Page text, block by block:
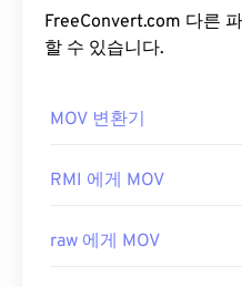
Mac용 QuickTime 에서
대폰의 음성 녹음 앱에서
열 수 있습니다.
Player Classic,
"3GP" 확장자로 변경하
QuickTime의 주요 특징
"트랙" 단위로 데이터를
MOV 파일을 어
기본적으로 MOV 파일은
Player로 열 수 있지만,
서 열리지 않습니다.
FreeConvert.com 다른 파일도 MOV 형식
할 수 있습니다.
MOV 변환기
RMI 에게 MOV
raw 에게 MOV